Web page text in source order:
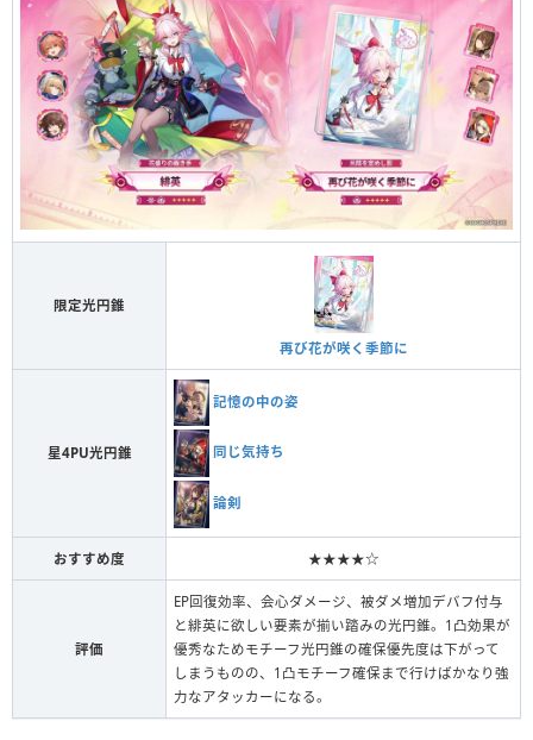
限定光円錐
再び花が咲く季節に
星4PU光円錐
記憶の中の姿
同じ気持ち
論剣
おすすめ度 ★★★★☆
評価
EP回復効率、会心ダメージ、被ダメ増加デバフ付与
と緋英に欲しい要素が揃い踏みの光円錐。1凸効果が
優秀なためモチーフ光円錐の確保優先度は下がって
しまうものの、1凸モチーフ確保まで行けばかなり強
力なアタッカーになる。